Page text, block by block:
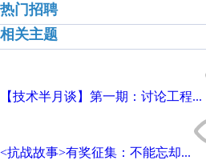
热门招聘
相关主题
【技术半月谈】第一期：讨论工程...
<抗战故事>有奖征集：不能忘却...